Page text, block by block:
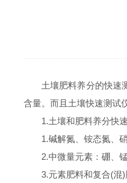
土壤肥料养分的快速
含量。而且土壤快速测试
1.土壤和肥料养分快
1.碱解氮、铵态氮、
2.中微量元素：硼、
3.元素肥料和复合(混